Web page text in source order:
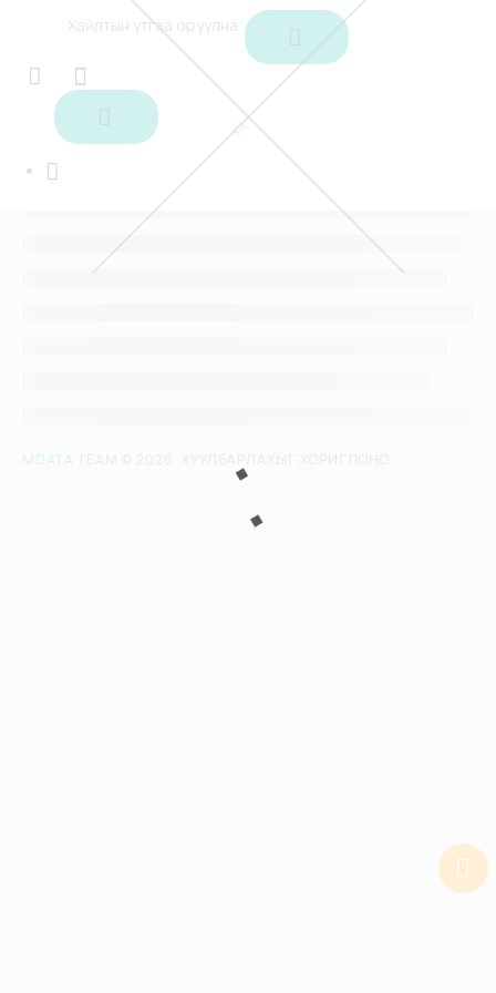
Онцлох сургалтууд
MDATA TEAM © 2026. ХУУЛБАРЛАХЫГ ХОРИГЛОНО.